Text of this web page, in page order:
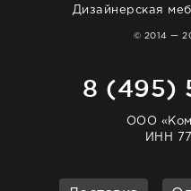
Дизайнерская
© 2014 —
8 (495)
ООО
ИНН